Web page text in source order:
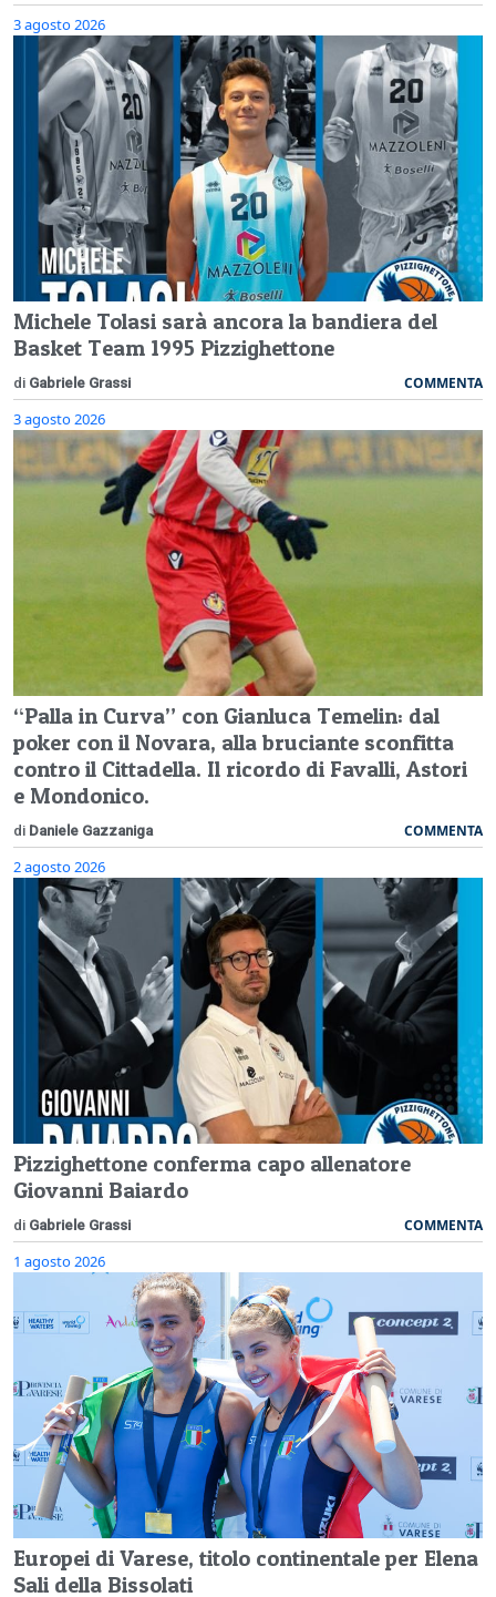
3 agosto 2026
Michele Tolasi sarà ancora la bandiera del
Basket Team 1995 Pizzighettone
di Gabriele Grassi COMMENTA
3 agosto 2026
“Palla in Curva” con Gianluca Temelin: dal
poker con il Novara, alla bruciante sconfitta
contro il Cittadella. Il ricordo di Favalli, Astori
e Mondonico.
di Daniele Gazzaniga COMMENTA
2 agosto 2026
Pizzighettone conferma capo allenatore
Giovanni Baiardo
di Gabriele Grassi COMMENTA
1 agosto 2026
Europei di Varese, titolo continentale per Elena
Sali della Bissolati